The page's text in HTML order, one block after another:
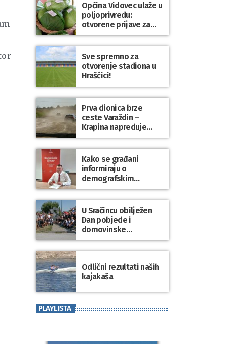
Općina Vidovec ulaže u
poljoprivredu:
otvorene prijave za
općinske potpore
Sve spremno za
otvorenje stadiona u
Hrašćici!
Prva dionica brze
ceste Varaždin –
Krapina napreduje
prema planu
Kako se građani
informiraju o
demografskim
mjerama? Sudjelujte u
istraživanju!
U Sračincu obilježen
Dan pobjede i
domovinske
zahvalnosti te Dan
hrvatskih branitelja
Odlični rezultati naših
kajakaša
PLAYLISTA